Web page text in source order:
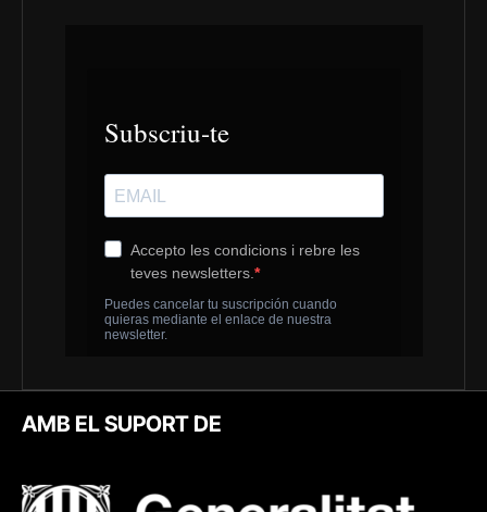
AMB EL SUPORT DE